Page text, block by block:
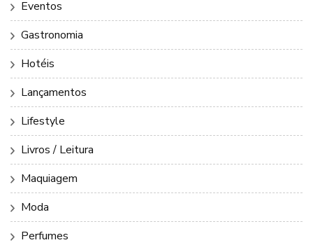
Eventos
Gastronomia
Hotéis
Lançamentos
Lifestyle
Livros / Leitura
Maquiagem
Moda
Perfumes